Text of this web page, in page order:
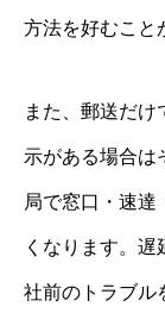
方法を好むこと
また、郵送だ
示がある場合は
局で窓口・速達
くなります。
社前のトラブル